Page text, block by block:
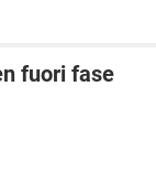
fuori fase